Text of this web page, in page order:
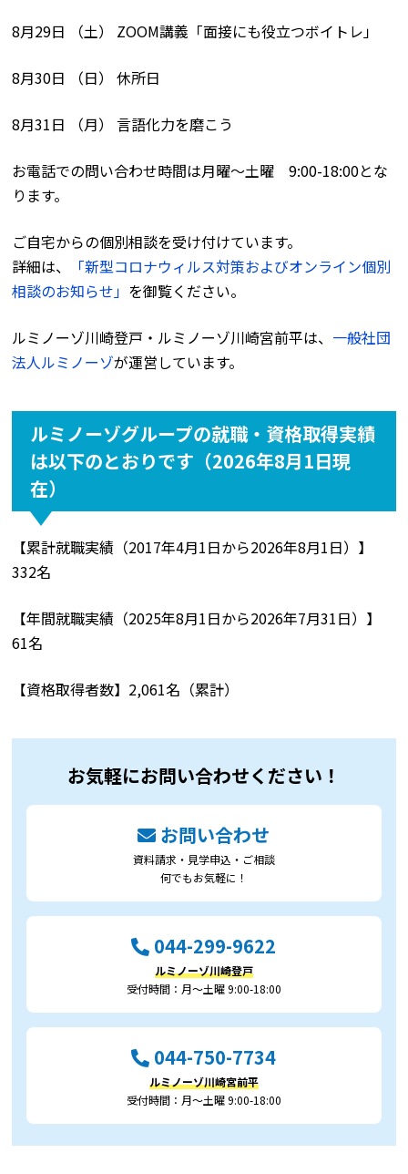
8月29日 （土） ZOOM講義「面接にも役立つボイトレ」
8月30日 （日） 休所日
8月31日 （月） 言語化力を磨こう
お電話での問い合わせ時間は月曜〜土曜 9:00-18:00とな
ります。
ご自宅からの個別相談を受け付けています。
詳細は、
「新型コロナウィルス対策およびオンライン個別
相談のお知らせ」 を御覧ください。
ルミノーゾ川崎登戸・ルミノーゾ川崎宮前平は、 一般社団
法人ルミノーゾが運営しています。
ルミノーゾグループの就職・資格取得実績
は以下のとおりです（2026年8月1日現
在）
【累計就職実績（2017年4月1日から2026年8月1日）】
332名
【年間就職実績（2025年8月1日から2026年7月31日）】
61名
【資格取得者数】2,061名（累計）
お気軽にお問い合わせください！
お問い合わせ
資料請求・見学申込・ご相談
何でもお気軽に！
044-299-9622
ルミノーゾ川崎登戸
受付時間：月～土曜 9:00-18:00
044-750-7734
ルミノーゾ川崎宮前平
受付時間：月～土曜 9:00-18:00